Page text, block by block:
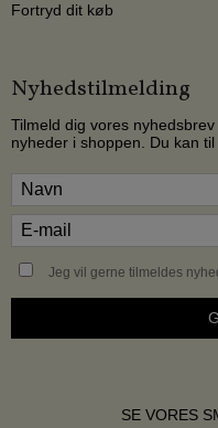
Fortryd dit køb
Nyhedstilmelding
Tilmeld dig vores
nyheder i shoppen. Du kan
Jeg vil gerne tilmeldes
SE VORES